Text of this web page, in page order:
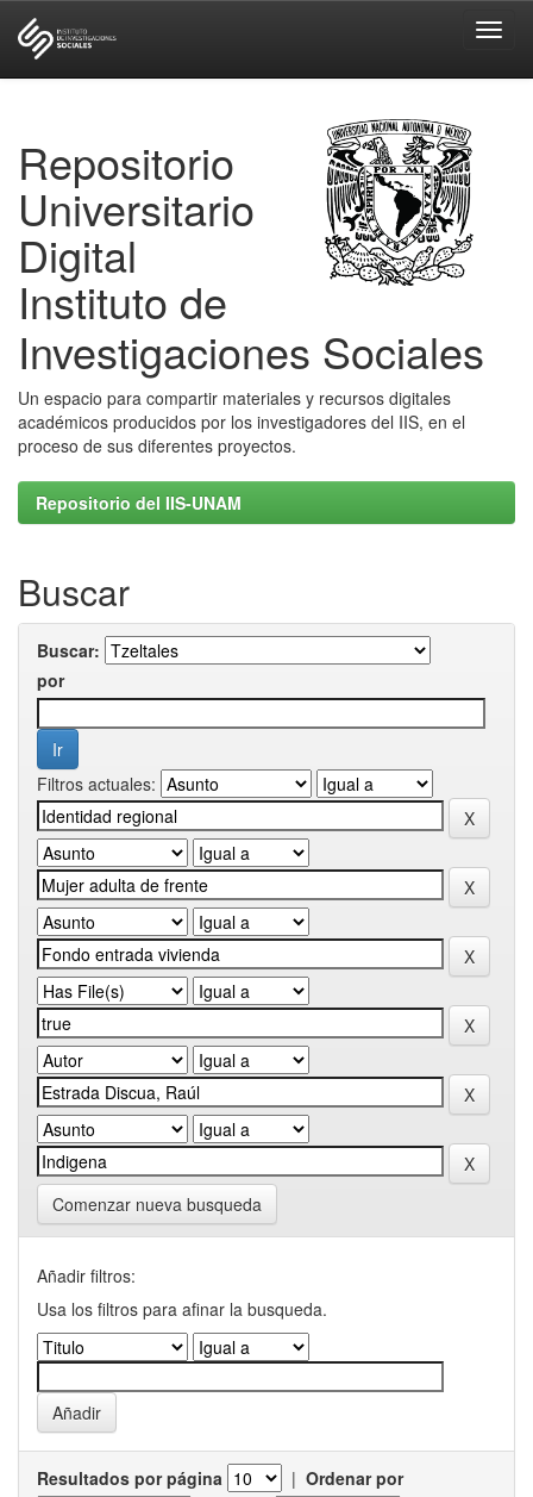
Repositorio
Universitario
Digital
Instituto de
Investigaciones Sociales
Un espacio para compartir materiales y recursos digitales
académicos producidos por los investigadores del IIS, en el
proceso de sus diferentes proyectos.
Repositorio del IIS-UNAM
Buscar
Buscar:
por
Filtros actuales:
Comenzar nueva busqueda
Añadir filtros:
Usa los filtros para afinar la busqueda.
Resultados por página | Ordenar por